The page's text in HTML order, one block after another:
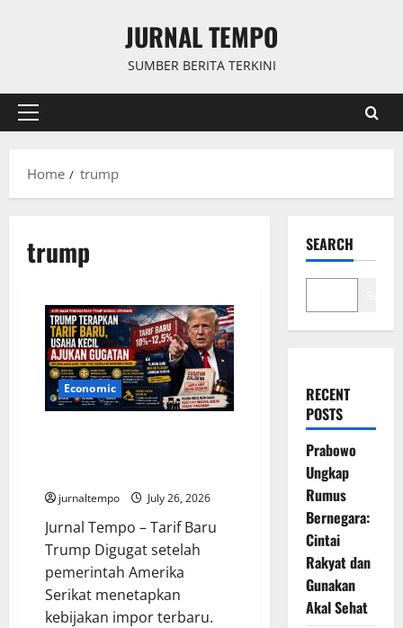
JURNAL TEMPO
SUMBER BERITA TERKINI
Primary
Home
trump
trump
Economic
jurnaltempo July 26, 2026
Jurnal Tempo – Tarif Baru
Trump Digugat setelah
pemerintah Amerika
Serikat menetapkan
kebijakan impor terbaru.
SEARCH
RECENT
POSTS
Prabowo
Ungkap
Rumus
Bernegara:
Cintai
Rakyat dan
Gunakan
Akal Sehat